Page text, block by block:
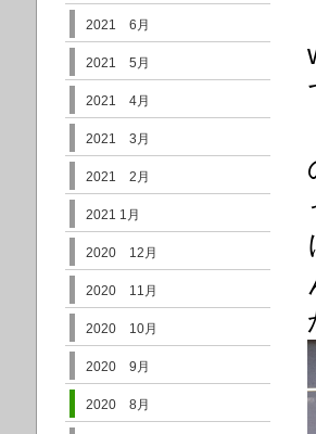
2021 6月
2021 5月
2021 4月
2021 3月
2021 2月
2021 1月
2020 12月
2020 11月
2020 10月
2020 9月
2020 8月